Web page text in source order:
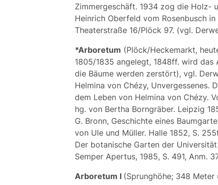
Zimmergeschäft. 1934 zog die Holz-
Heinrich Oberfeld vom Rosenbusch
Theaterstraße 16/Plöck 97. (vgl.
*Arboretum (Plöck/Heckemarkt,
1805/1835 angelegt, 1848ff. wird das
die Bäume werden zerstört), vgl.
Helmina von Chézy, Unvergessenes.
dem Leben von Helmina von Chézy.
hg. von Bertha Borngräber. Leipzig
G. Bronn, Geschichte eines
von Ule und Müller. Halle 1852, S.
Der botanische Garten der
Semper Apertus, 1985, S. 491, Anm.
Arboretum I (Sprunghöhe; 348 Meter